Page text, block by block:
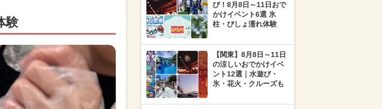
験
び！8月8日～11日おで
かけイベント6選 氷
柱・びしょ濡れ体験
【関東】8月8日～11日
の涼しいおでかけイベ
ント12選｜水遊び・
氷・花火・クルーズも